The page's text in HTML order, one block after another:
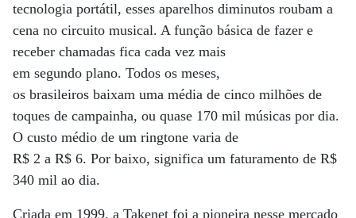
tecnologia portátil, esses aparelhos diminutos roubam a
cena no circuito musical. A função básica de fazer e
receber chamadas fica cada vez mais
em segundo plano. Todos os meses,
os brasileiros baixam uma média de cinco milhões de
toques de campainha, ou quase 170 mil músicas por dia.
O custo médio de um ringtone varia de
R$ 2 a R$ 6. Por baixo, significa um faturamento de R$
340 mil ao dia.
Criada em 1999, a Takenet foi a pioneira nesse mercado